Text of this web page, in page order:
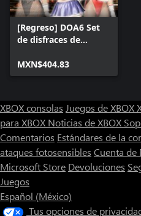
[Regreso] DOA6 Set
de disfraces de
MXN$404.83
XBOX consolas Juegos de XBOX
para XBOX Noticias de XBOX
Comentarios Estándares de la
ataques fotosensibles Cuenta
Microsoft Store Devoluciones
Juegos
Español (México)
Tus opciones de